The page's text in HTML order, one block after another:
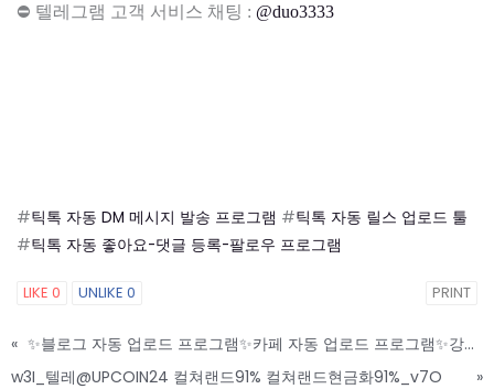
⛔ 텔레그램 고객 서비스 채팅 : @duo3333
#틱톡 자동 DM 메시지 발송 프로그램 #틱톡 자동 릴스 업로드 툴
#틱톡 자동 좋아요-댓글 등록-팔로우 프로그램
LIKE 0 UNLIKE 0 PRINT
«
✨블로그 자동 업로드 프로그램✨카페 자동 업로드 프로그램✨강력한 기능 탑재
w3I_텔레@UPCOIN24 컬쳐랜드91% 컬쳐랜드현금화91%_v7O
»